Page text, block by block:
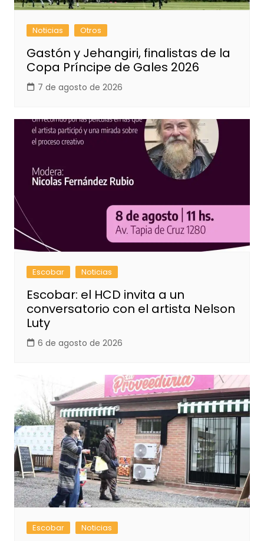
Noticias Otros
Gastón y Jehangiri, finalistas de la
Copa Príncipe de Gales 2026
7 de agosto de 2026
Escobar Noticias
Escobar: el HCD invita a un
conversatorio con el artista Nelson
Luty
6 de agosto de 2026
Escobar Noticias